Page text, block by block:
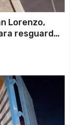
Lorenzo,
resguardar